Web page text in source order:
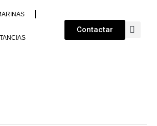
Contactar